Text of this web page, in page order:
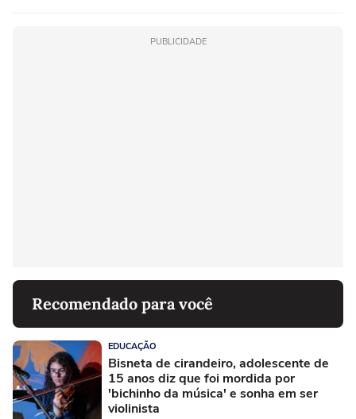
PUBLICIDADE
Recomendado para você
EDUCAÇÃO
Bisneta de cirandeiro, adolescente de
15 anos diz que foi mordida por
'bichinho da música' e sonha em ser
violinista